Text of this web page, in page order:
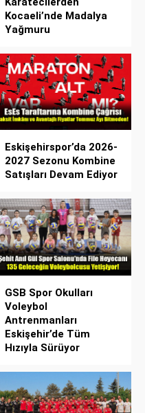
Kocaeli’nde Madalya
Yağmuru
Eskişehirspor’da 2026-
2027 Sezonu Kombine
Satışları Devam Ediyor
GSB Spor Okulları
Voleybol
Antrenmanları
Eskişehir’de Tüm
Hızıyla Sürüyor